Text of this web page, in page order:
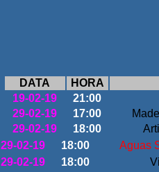
DATA
HORA
19-02-19
21:00
29-02-19
17:00
29-02-19
18:00
29-02-19
18:00
Aguas
29-02-19
18:00